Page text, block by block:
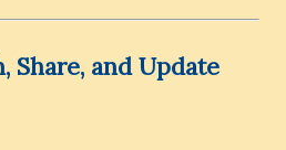
Share, and Update